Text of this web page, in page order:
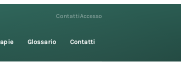
ContattiAccesso
Glossario Contatti